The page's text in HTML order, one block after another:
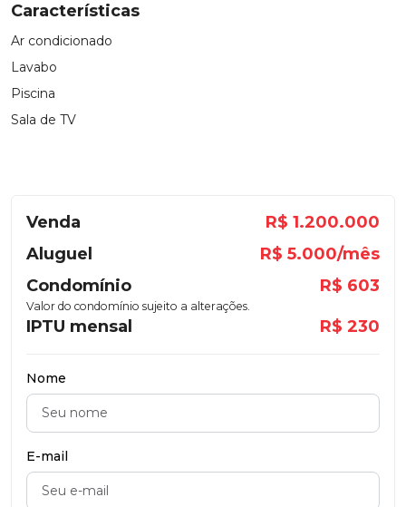
Características
Ar condicionado
Lavabo
Piscina
Sala de TV
Venda
R$ 1.200.000
Aluguel
R$ 5.000/mês
Condomínio
R$ 603
Valor do condomínio sujeito a alterações.
IPTU mensal R$ 230
Nome
E-mail